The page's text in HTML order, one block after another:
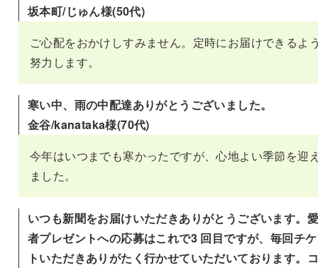
坂本町/じゅん様(50代)
ご心配をおかけしすみません。定時にお届けできるよ
努力します。
寒い中、雨の中配達ありがとうございました。
金谷/kanataka様(70代)
今年はいつまでも寒かったですが、心地よい季節を迎
ました。
いつも新聞をお届けいただきありがとうございます。
者プレゼントへの応募はこれで3 回目ですが、毎回チ
トいただきありがたく行かせていただいております。